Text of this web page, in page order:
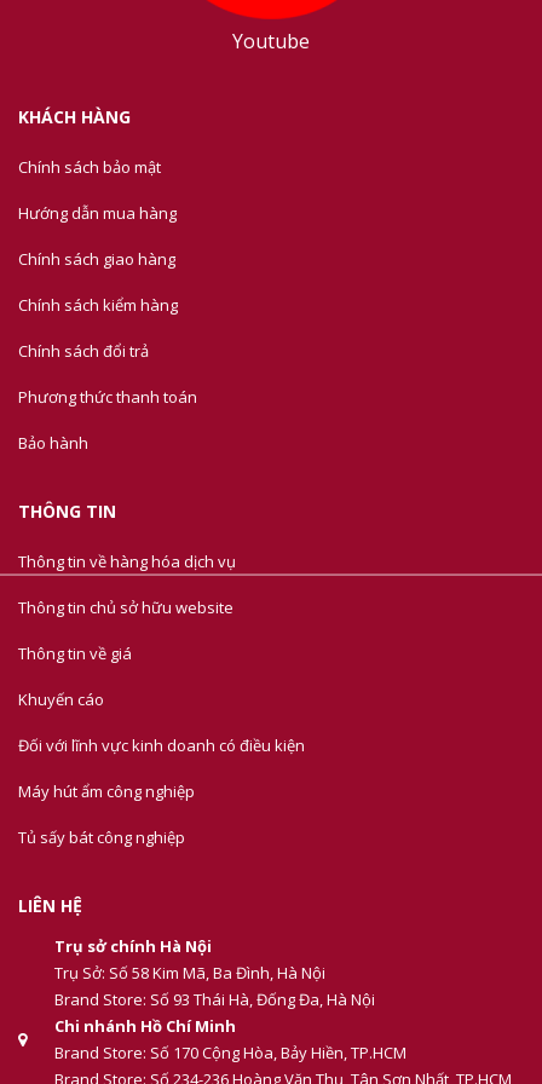
Youtube
KHÁCH HÀNG
Chính sách bảo mật
Hướng dẫn mua hàng
Chính sách giao hàng
Chính sách kiểm hàng
Chính sách đổi trả
Phương thức thanh toán
Bảo hành
THÔNG TIN
Thông tin về hàng hóa dịch vụ
Thông tin chủ sở hữu website
Thông tin về giá
Khuyến cáo
Đối với lĩnh vực kinh doanh có điều kiện
Máy hút ẩm công nghiệp
Tủ sấy bát công nghiệp
LIÊN HỆ
Trụ sở chính Hà Nội
Trụ Sở: Số 58 Kim Mã, Ba Đình, Hà Nội
Brand Store: Số 93 Thái Hà, Đống Đa, Hà Nội
Chi nhánh Hồ Chí Minh
Brand Store: Số 170 Cộng Hòa, Bảy Hiền, TP.HCM
Brand Store: Số 234-236 Hoàng Văn Thụ, Tân Sơn Nhất, TP.HCM